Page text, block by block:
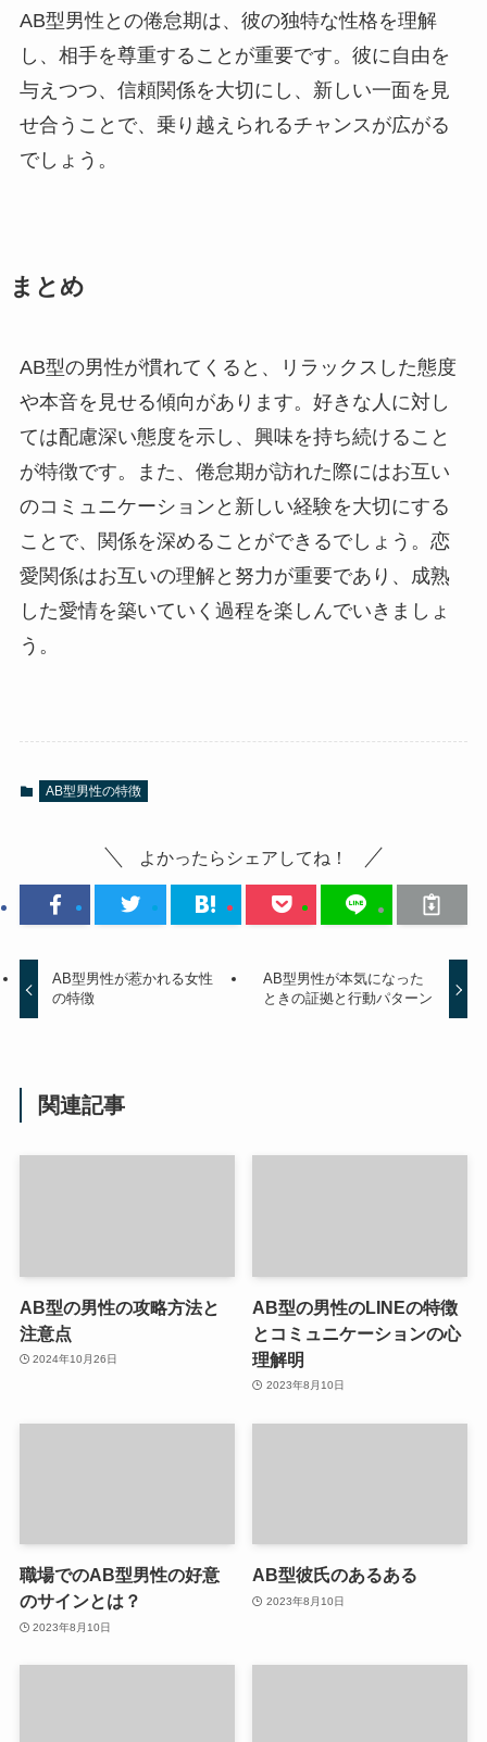
AB型男性との倦怠期は、彼の独特な性格を理解
し、相手を尊重することが重要です。彼に自由を
与えつつ、信頼関係を大切にし、新しい一面を見
せ合うことで、乗り越えられるチャンスが広がる
でしょう。
まとめ
AB型の男性が慣れてくると、リラックスした態度
や本音を見せる傾向があります。好きな人に対し
ては配慮深い態度を示し、興味を持ち続けること
が特徴です。また、倦怠期が訪れた際にはお互い
のコミュニケーションと新しい経験を大切にする
ことで、関係を深めることができるでしょう。恋
愛関係はお互いの理解と努力が重要であり、成熟
した愛情を築いていく過程を楽しんでいきましょ
う。
AB型男性の特徴
よかったらシェアしてね！
AB型男性が惹かれる女性
の特徴
AB型男性が本気になった
ときの証拠と行動パターン
関連記事
AB型の男性の攻略方法と
注意点
2024年10月26日
AB型の男性のLINEの特徴
とコミュニケーションの心
理解明
2023年8月10日
職場でのAB型男性の好意
のサインとは？
2023年8月10日
AB型彼氏のあるある
2023年8月10日